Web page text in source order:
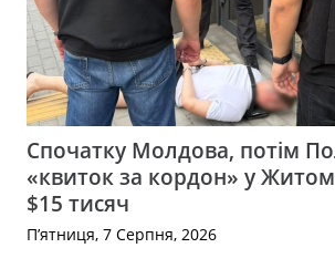
Спочатку Молдова, потім
«квиток за кордон» у
$15 тисяч
П’ятниця, 7 Серпня, 2026